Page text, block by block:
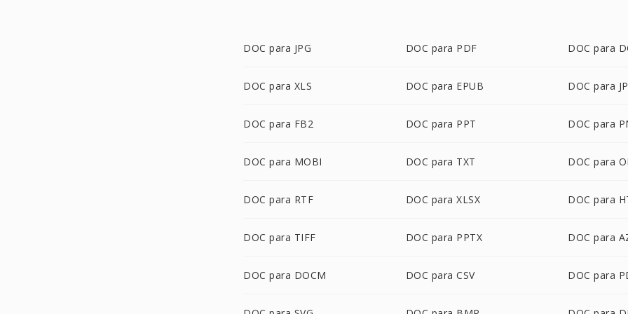
DOC para JPG DOC para PDF DOC para
DOC para XLS DOC para EPUB DOC para
DOC para FB2 DOC para PPT DOC para
DOC para MOBI DOC para TXT DOC para
DOC para RTF DOC para XLSX DOC para
DOC para TIFF DOC para PPTX DOC para
DOC para DOCM DOC para CSV DOC para